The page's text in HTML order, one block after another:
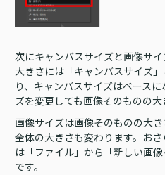
次にキャンバスサイズと画像サ
大きさには「キャンバスサイズ
り、キャンバスサイズはベース
ズを変更しても画像そのものの大
画像サイズは画像そのものの大
全体の大きさも変わります。お
は「ファイル」から「新しい画
です。